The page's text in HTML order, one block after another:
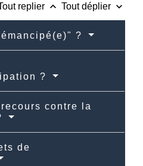
replier keyboard_arrow_up Tout déplier keyboard_arrow_down
?
?
contre la
de